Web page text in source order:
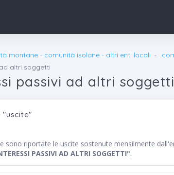
montane - comunità isolane - altri enti locali
altri soggetti
passivi ad altri soggetti
"uscite"
sono riportate le uscite sostenute mensilmente
PASSIVI AD ALTRI SOGGETTI".